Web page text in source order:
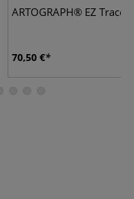
ARTOGRAPH® EZ
70,50 €